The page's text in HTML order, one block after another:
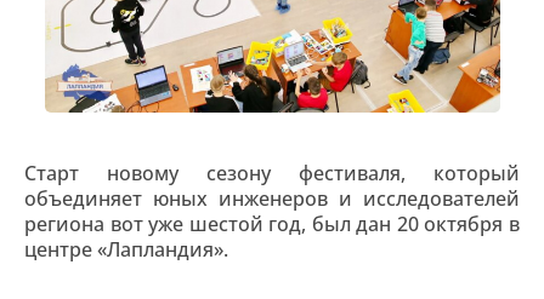
Старт новому сезону фестиваля, который
объединяет юных инженеров и исследователей
региона вот уже шестой год, был дан 20 октября в
центре «Лапландия».